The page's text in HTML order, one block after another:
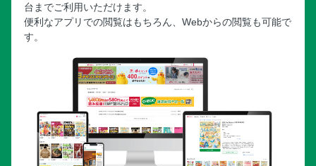
台までご利用いただけます。
便利なアプリでの閲覧はもちろん、Webからの閲覧も可能で
す。